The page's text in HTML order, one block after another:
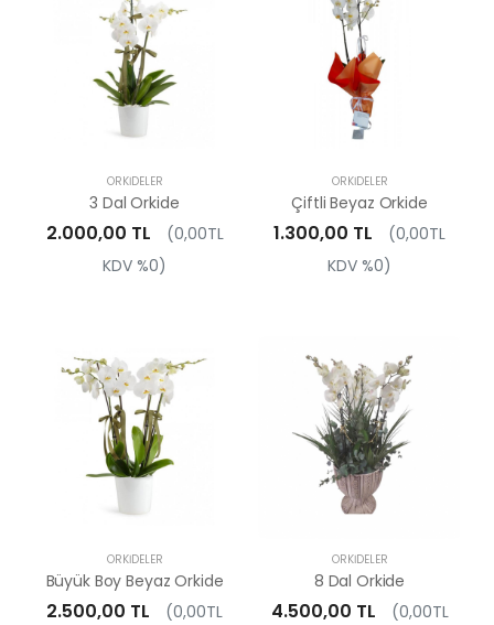
ORKIDELER
3 Dal Orkide
2.000,00 TL
(0,00TL
KDV %0)
ORKIDELER
Çiftli Beyaz Orkide
1.300,00 TL
(0,00TL
KDV %0)
ORKIDELER
Büyük Boy Beyaz Orkide
2.500,00 TL
(0,00TL
ORKIDELER
8 Dal Orkide
4.500,00 TL
(0,00TL